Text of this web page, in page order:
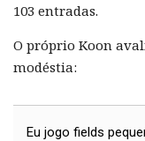
103 entradas.
O próprio Koon
modéstia:
Eu jogo fields